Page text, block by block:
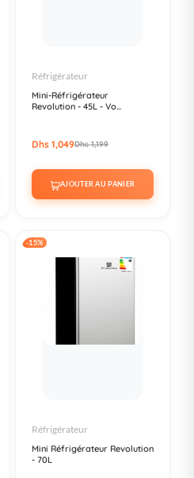
Réfrigérateur
Mini-Réfrigérateur
Revolution - 45L - Vo...
Dhs 1,049Dhs 1,199
AJOUTER AU PANIER
-15%
Réfrigérateur
Mini Réfrigérateur Revolution
- 70L